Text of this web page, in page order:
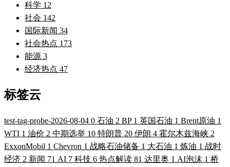
科学 12
社会 142
国际新闻 34
社会热点 173
能源 3
经济热点 47
标签云
test-tag-probe-2026-08-04 0 石油 2 BP 1 英国石油 1 Brent原油 1
WTI 1 油价 2 中期选举 10 特朗普 20 伊朗 4 霍尔木兹海峡 2
ExxonMobil 1 Chevron 1 战略石油储备 1 大石油 1 炼油 1 战时
经济 2 新闻 71 AI 7 科技 6 热点解读 81 达里奥 1 AI泡沫 1 桥